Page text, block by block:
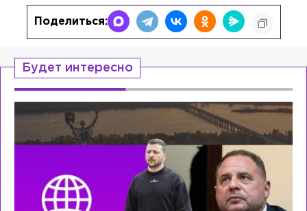
Поделиться:
Будет интересно